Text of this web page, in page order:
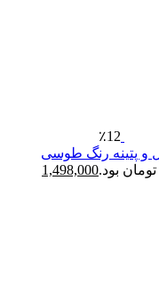
٪12
پتینه رنگ طوسی
1,498,000